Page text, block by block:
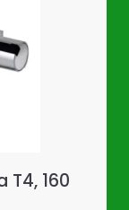
T4, 160